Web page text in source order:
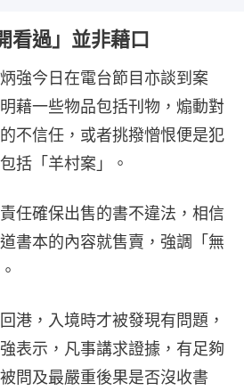
看過」並非藉口
強今日在電台節目亦談到案
藉一些物品包括刊物，煽動對
不信任，或者挑撥憎恨便是犯
括「羊村案」。
任確保出售的書不違法，相信
書本的內容就售賣，強調「無
港，入境時才被發現有問題，
表示，凡事講求證據，有足夠
問及最嚴重後果是否沒收書